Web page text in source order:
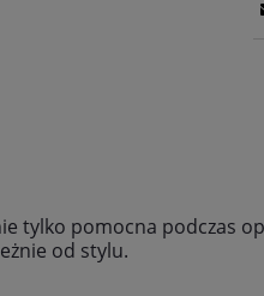
tylko pomocna podczas
od stylu.